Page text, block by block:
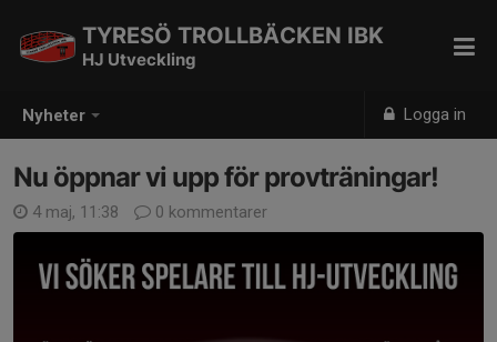
Nyheter Logga in
TYRESÖ TROLLBÄCKEN IBK
HJ Utveckling
Nu öppnar vi upp för provträningar!
4 maj, 11:38 0 kommentarer